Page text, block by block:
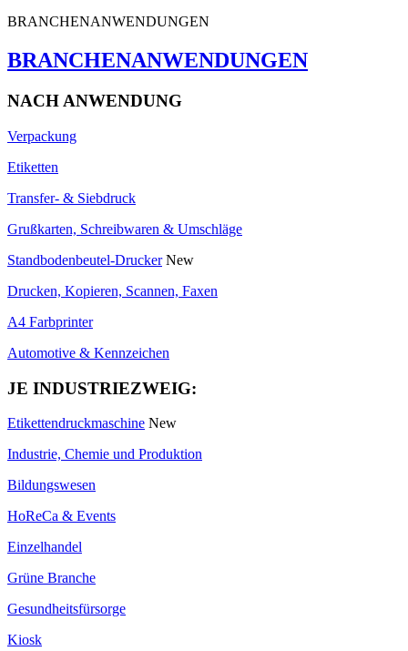
BRANCHENANWENDUNGEN
BRANCHENANWENDUNGEN
NACH ANWENDUNG
Verpackung
Etiketten
Transfer- & Siebdruck
Grußkarten, Schreibwaren & Umschläge
Standbodenbeutel-Drucker New
Drucken, Kopieren, Scannen, Faxen
A4 Farbprinter
Automotive & Kennzeichen
JE INDUSTRIEZWEIG:
Etikettendruckmaschine New
Industrie, Chemie und Produktion
Bildungswesen
HoReCa & Events
Einzelhandel
Grüne Branche
Gesundheitsfürsorge
Kiosk